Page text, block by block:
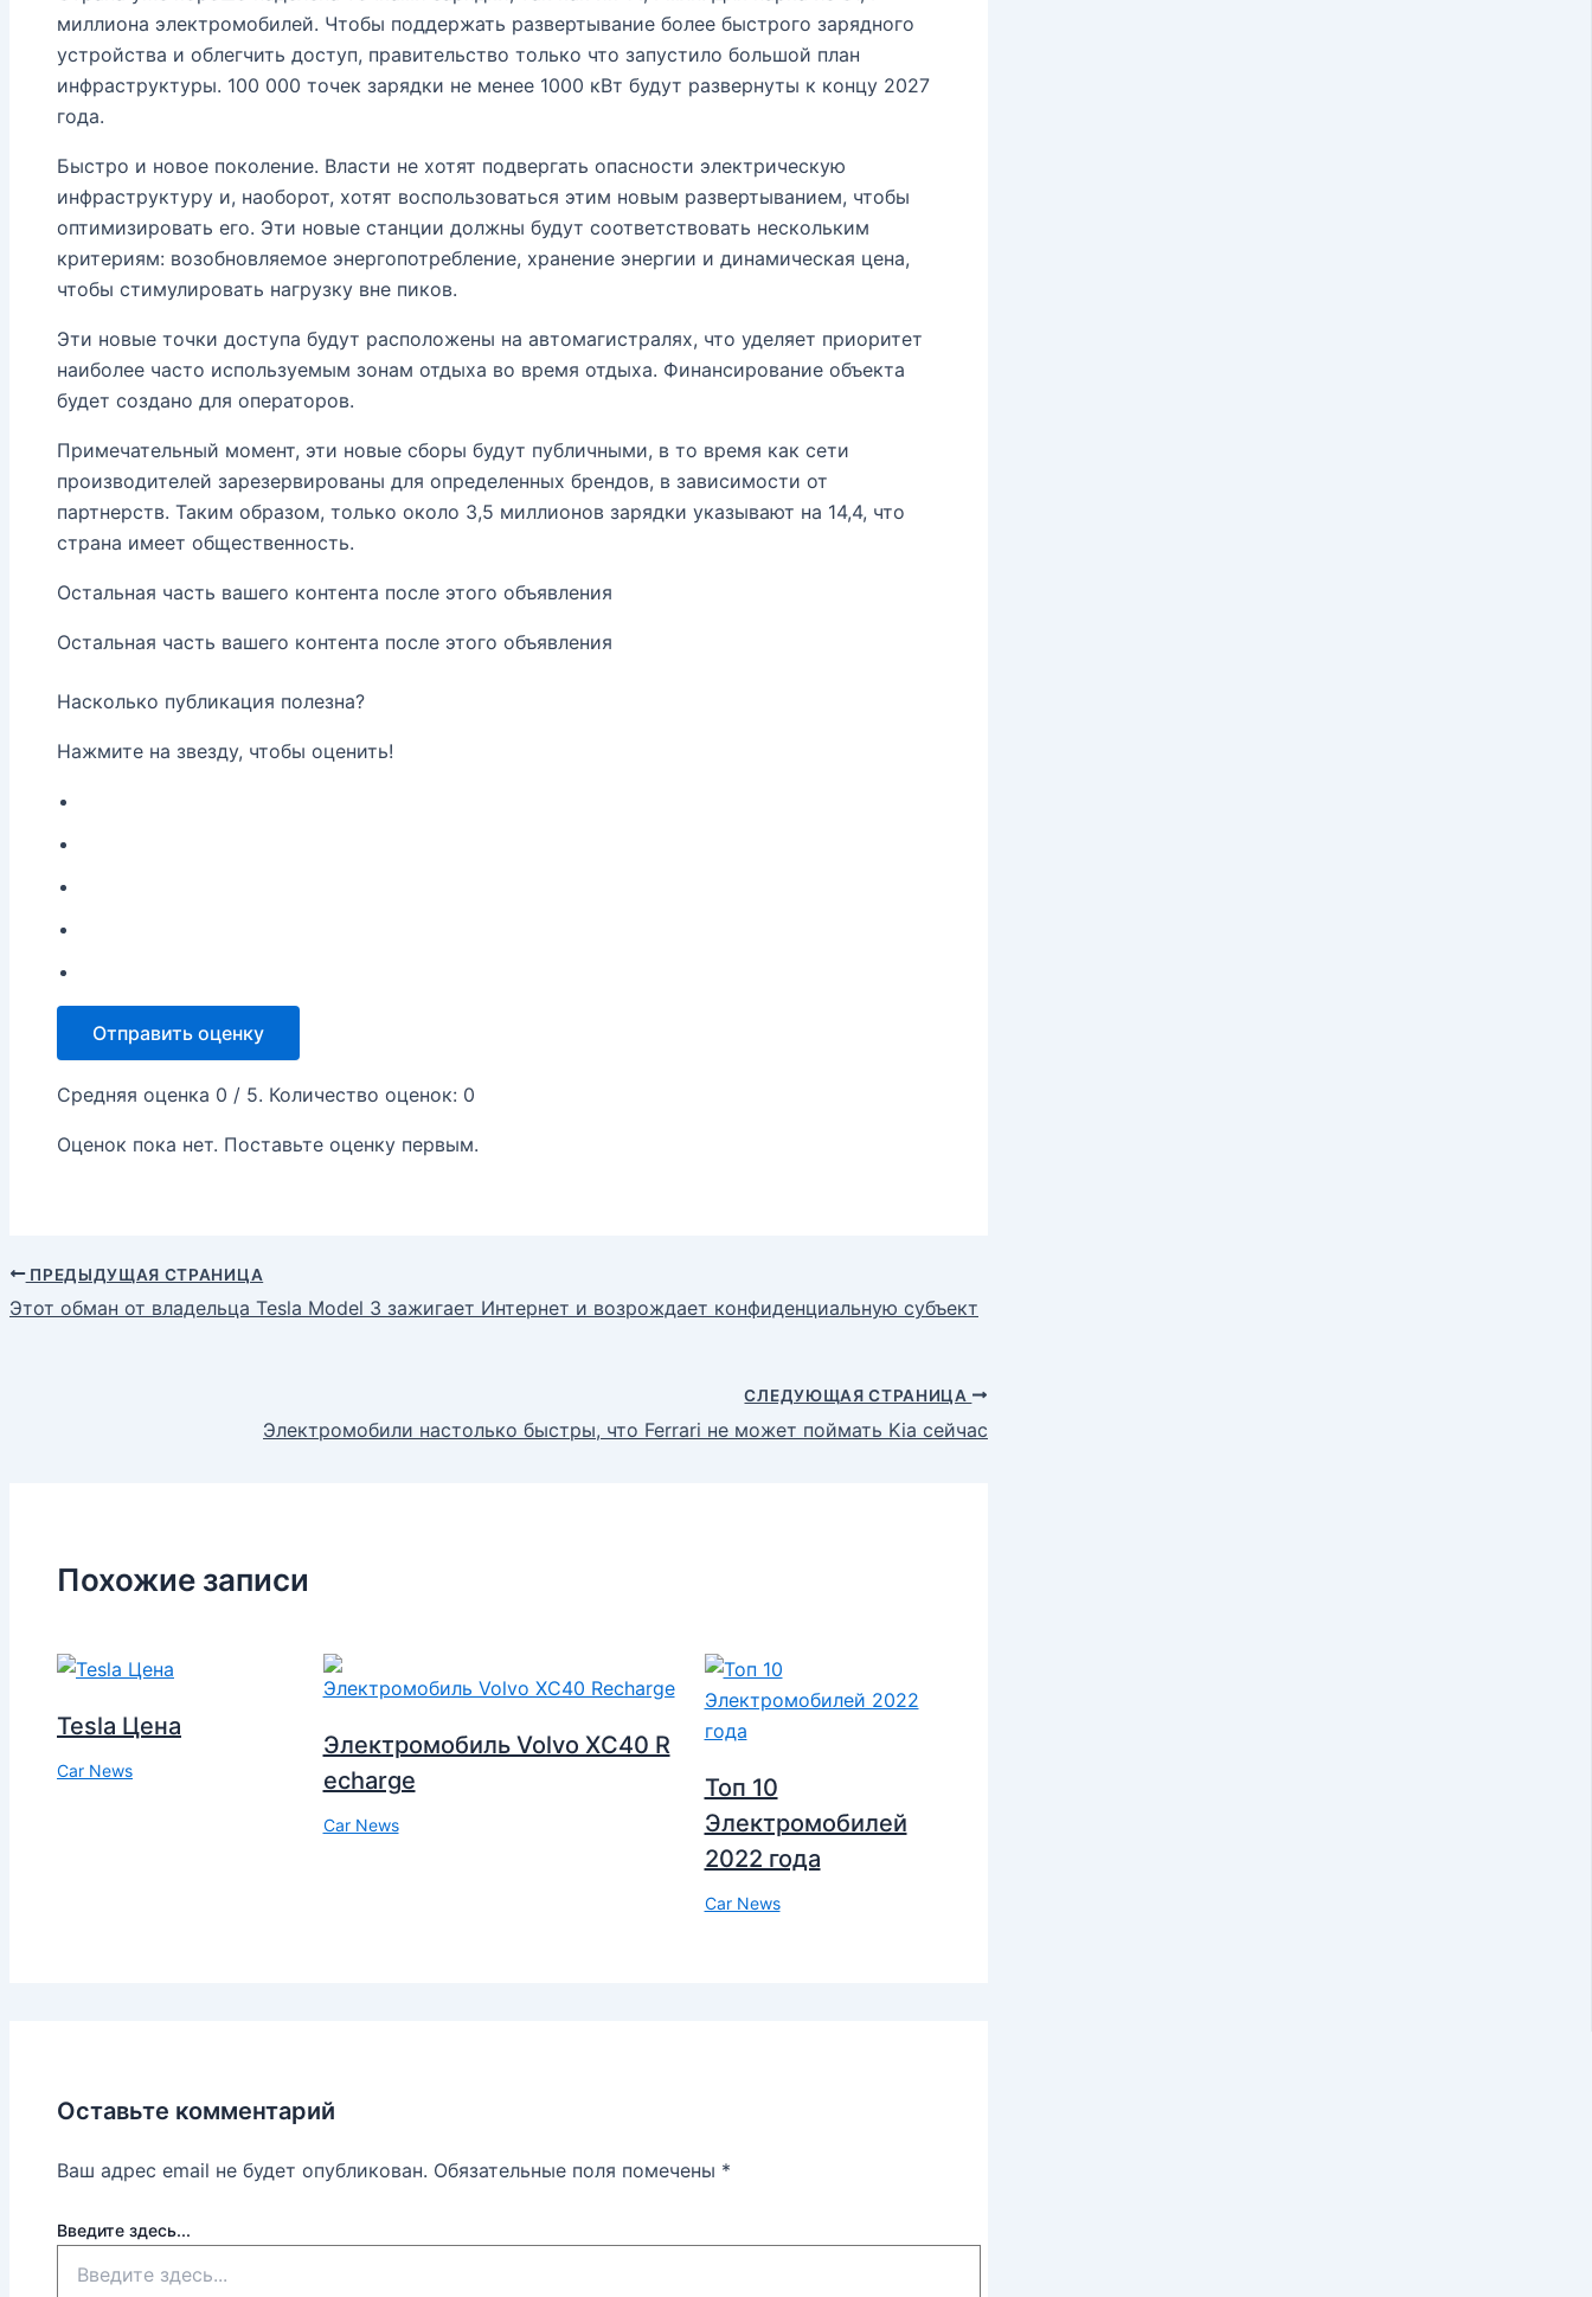
миллиона электромобилей. Чтобы поддержать развертывание более быстрого зарядного
устройства и облегчить доступ, правительство только что запустило большой план
инфраструктуры. 100 000 точек зарядки не менее 1000 кВт будут развернуты к концу 2027
года.
Быстро и новое поколение. Власти не хотят подвергать опасности электрическую
инфраструктуру и, наоборот, хотят воспользоваться этим новым развертыванием, чтобы
оптимизировать его. Эти новые станции должны будут соответствовать нескольким
критериям: возобновляемое энергопотребление, хранение энергии и динамическая цена,
чтобы стимулировать нагрузку вне пиков.
Эти новые точки доступа будут расположены на автомагистралях, что уделяет приоритет
наиболее часто используемым зонам отдыха во время отдыха. Финансирование объекта
будет создано для операторов.
Примечательный момент, эти новые сборы будут публичными, в то время как сети
производителей зарезервированы для определенных брендов, в зависимости от
партнерств. Таким образом, только около 3,5 миллионов зарядки указывают на 14,4, что
страна имеет общественность.
Остальная часть вашего контента после этого объявления
Остальная часть вашего контента после этого объявления
Насколько публикация полезна?
Нажмите на звезду, чтобы оценить!
Отправить оценку
Средняя оценка 0 / 5. Количество оценок: 0
Оценок пока нет. Поставьте оценку первым.
ПРЕДЫДУЩАЯ СТРАНИЦА
Этот обман от владельца Tesla Model 3 зажигает Интернет и возрождает конфиденциальную субъект
СЛЕДУЮЩАЯ СТРАНИЦА
Электромобили настолько быстры, что Ferrari не может поймать Kia сейчас
Похожие записи
Tesla Цена
Car News
Электромобиль Volvo XC40 R
echarge
Car News
Топ 10
Электромобилей
2022 года
Car News
Оставьте комментарий
Ваш адрес email не будет опубликован. Обязательные поля помечены *
Введите здесь...